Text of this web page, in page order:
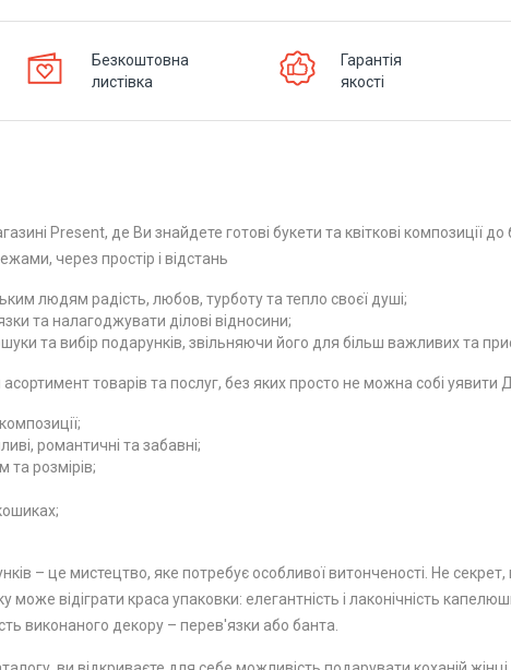
Безкоштовна
листівка
Гарантія
якості
Present, де Ви знайдете готові букети та квіткові композиції
через простір і відстань
людям радість, любов, турботу та тепло своєї душі;
та налагоджувати ділові відносини;
та вибір подарунків, звільняючи його для більш важливих та
товарів та послуг, без яких просто не можна собі
романтичні та забавні;
та розмірів;
– це мистецтво, яке потребує особливої ​​витонченості. Не
може відіграти краса упаковки: елегантність і лаконічність
виконаного декору – перев'язки або банта.